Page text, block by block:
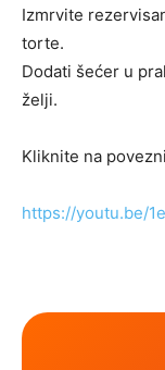
Izmrvite
torte.
Dodati šećer u
želji.
Kliknite na
https://youtu.be/